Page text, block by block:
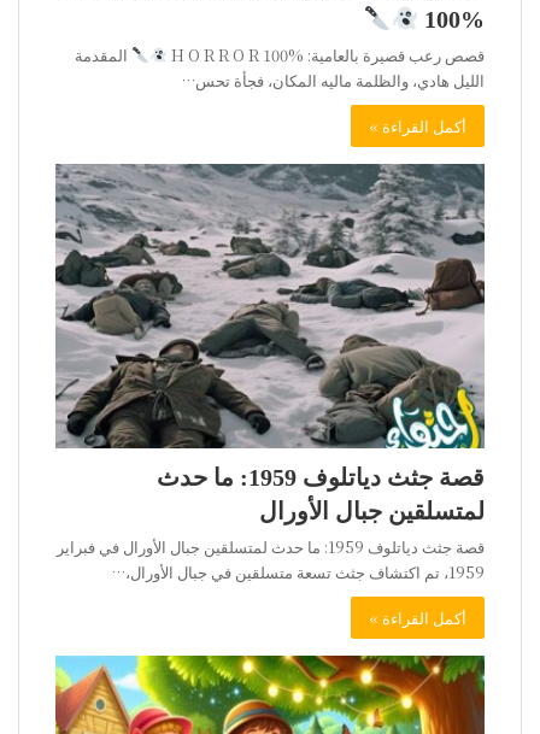
100%
قصص رعب قصيرة بالعامية: H O R R O R 100%
المقدمة
الليل هادي، والظلمة ماليه المكان، فجأة تحس…
أكمل القراءة »
قصة جثث دياتلوف 1959: ما حدث
لمتسلقين جبال الأورال
قصة جثث دياتلوف 1959: ما حدث لمتسلقين جبال الأورال في فبراير
1959، تم اكتشاف جثث تسعة متسلقين في جبال الأورال،…
أكمل القراءة »